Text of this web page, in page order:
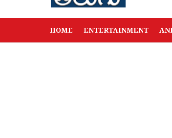
HOME ENTERTAINMENT